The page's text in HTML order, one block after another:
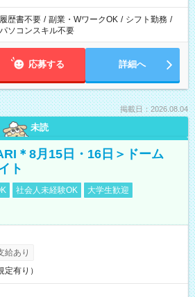
履歴書不要 / 副業・WワークOK / シフト勤務 /
パソコンスキル不要
応募する 詳細へ
掲載日：2026.08.04
未読
＊8月15日・16日＞ドーム
ト
社会人未経験OK
大学生歓迎
給あり
定有り）